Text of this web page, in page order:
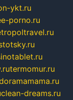
ykt.ru
porno.ru
termomur.ru
clean-dreams.ru